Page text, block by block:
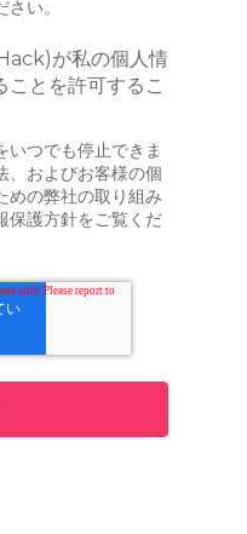
い。
が私の個人情
ことを許可するこ
いつでも停止できま
、およびお客様の個
めの弊社の取り組み
保護方針をご覧くだ